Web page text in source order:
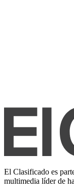
El Clasificado es
multimedia líder de